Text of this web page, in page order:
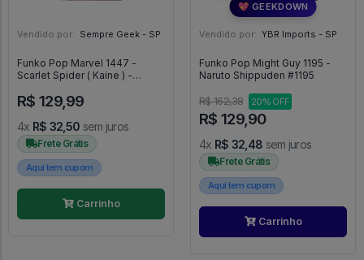
Vendido por: Sempre Geek - SP
Funko Pop Marvel 1447 -
Scarlet Spider ( Kaine ) -
R$ 129,99
4x R$ 32,50 sem juros
Frete Grátis
Aqui tem cupom
Carrinho
💖 GEEKDOWN
Vendido por: YBR Imports - SP
Funko Pop Might Guy 1195 -
Naruto Shippuden #1195
R$ 162,38 20% OFF
R$ 129,90
4x R$ 32,48 sem juros
Frete Grátis
Aqui tem cupom
Carrinho